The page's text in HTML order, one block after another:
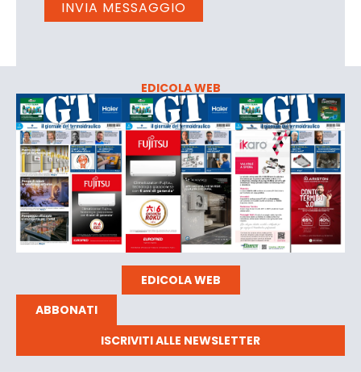
EDICOLA WEB
EDICOLA WEB
ABBONATI
ISCRIVITI ALLE NEWSLETTER